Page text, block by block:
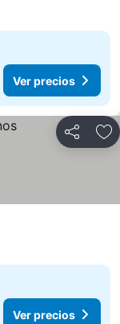
Ver precios
Compartir
Ver precios